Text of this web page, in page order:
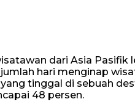
dari Asia Pasifik
hari menginap
tinggal di sebuah
48 persen.